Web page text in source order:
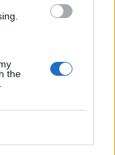
the
dalla Torres,
Limberti e Cherchi